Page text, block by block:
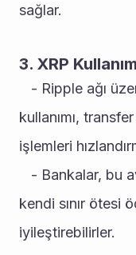
sağlar.
3. XRP
kullanımı,
işlemleri
kendi sınır ötesi
iyileştirebilirler.